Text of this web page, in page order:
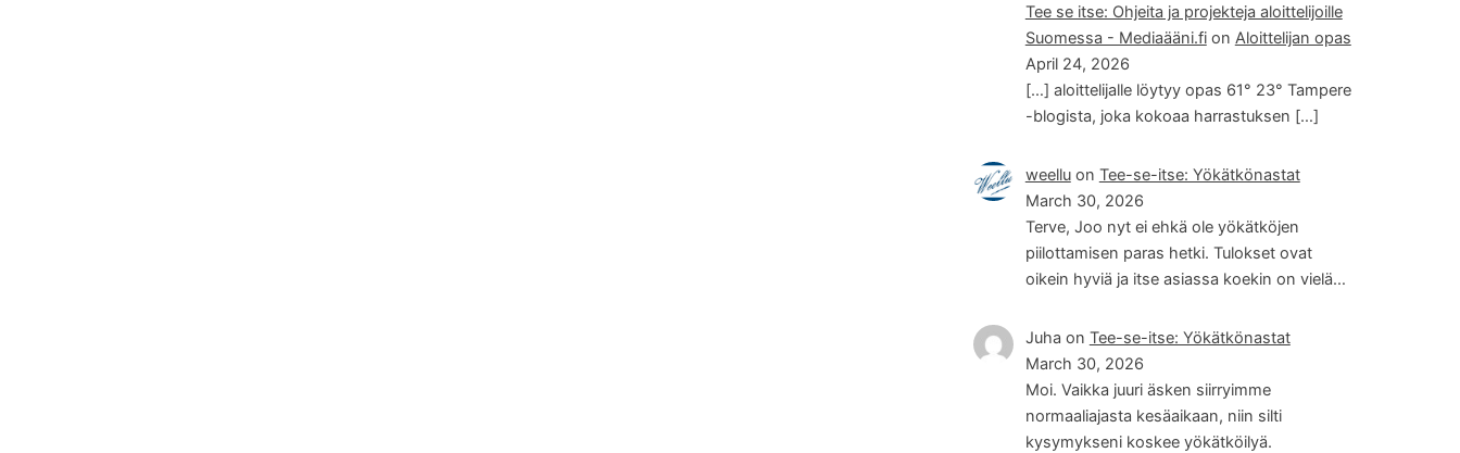
Tee se itse: Ohjeita ja projekteja aloittelijoille
Suomessa - Mediaääni.fion Aloittelijan opas
April 24, 2026
[…] aloittelijalle löytyy opas 61° 23° Tampere
-blogista, joka kokoaa harrastuksen […]
weelluon Tee-se-itse: Yökätkönastat
March 30, 2026
Terve, Joo nyt ei ehkä ole yökätköjen
piilottamisen paras hetki. Tulokset ovat
oikein hyviä ja itse asiassa koekin on vielä…
Juha on Tee-se-itse: Yökätkönastat
March 30, 2026
Moi. Vaikka juuri äsken siirryimme
normaaliajasta kesäaikaan, niin silti
kysymykseni koskee yökätköilyä.